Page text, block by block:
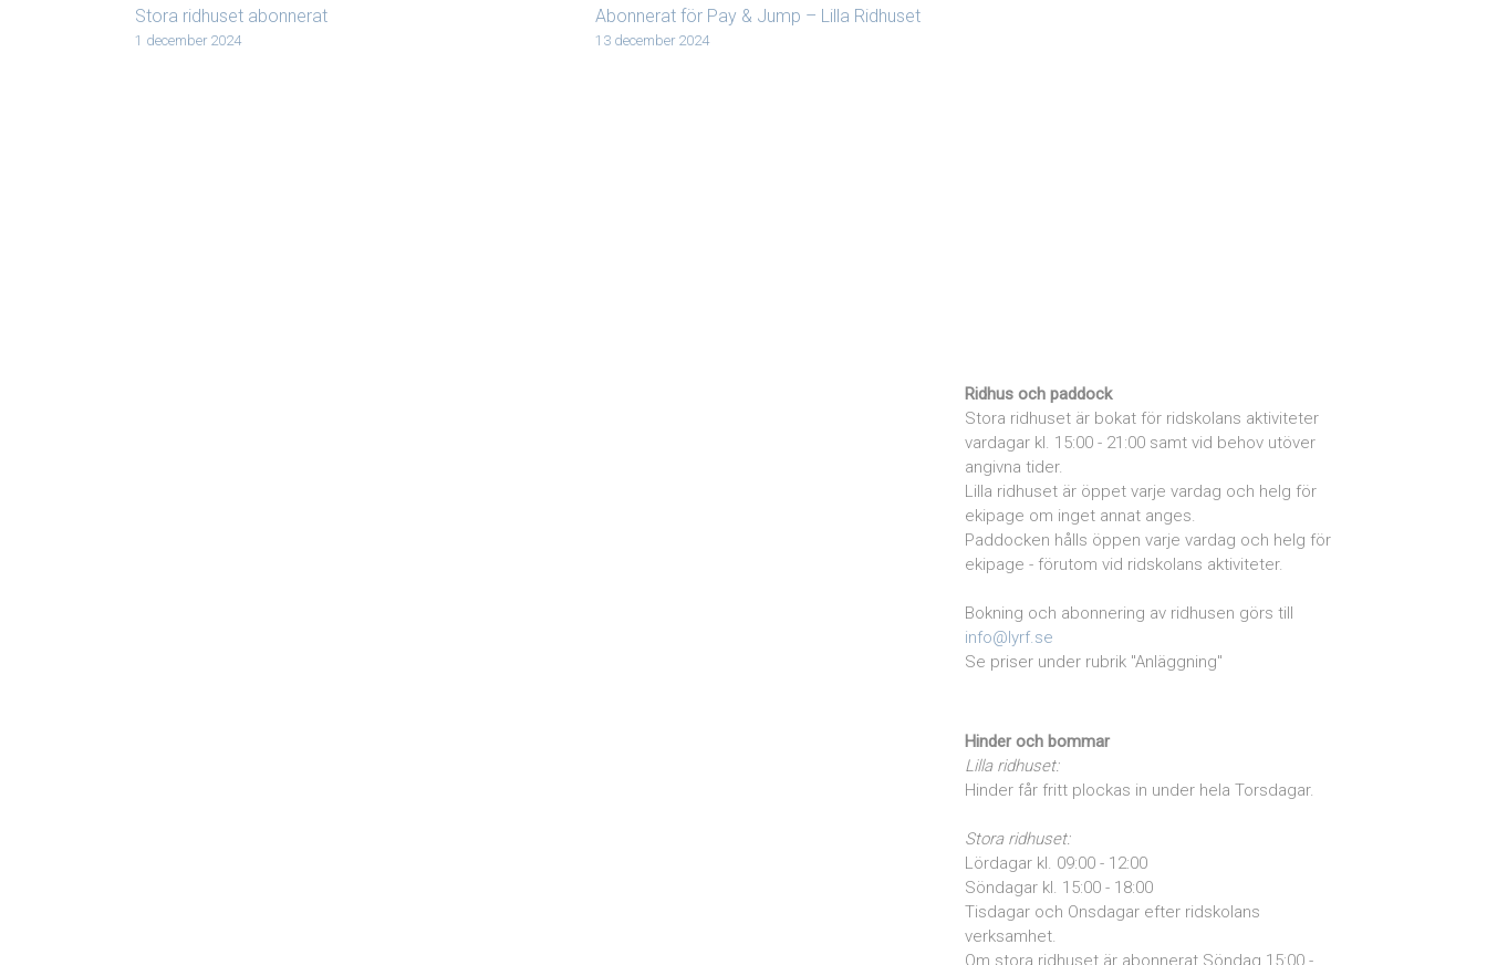
Stora ridhuset abonnerat
1 december 2024
Abonnerat för Pay & Jump – Lilla Ridhuset
13 december 2024
Ridhus och paddock
Stora ridhuset är bokat för ridskolans aktiviteter
vardagar kl. 15:00 - 21:00 samt vid behov utöver
angivna tider.
Lilla ridhuset är öppet varje vardag och helg för
ekipage om inget annat anges.
Paddocken hålls öppen varje vardag och helg för
ekipage - förutom vid ridskolans aktiviteter.
Bokning och abonnering av ridhusen görs till
info@lyrf.se
Se priser under rubrik "Anläggning"
Hinder och bommar
Lilla ridhuset:
Hinder får fritt plockas in under hela Torsdagar.
Stora ridhuset:
Lördagar kl. 09:00 - 12:00
Söndagar kl. 15:00 - 18:00
Tisdagar och Onsdagar efter ridskolans
verksamhet.
Om stora ridhuset är abonnerat Söndag 15:00 -